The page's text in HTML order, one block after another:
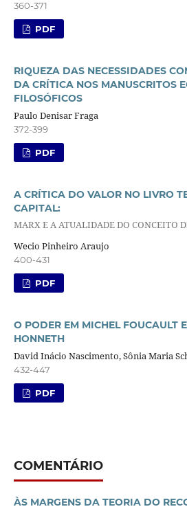
360-371
PDF
RIQUEZA DAS NECESSIDADES
DA CRÍTICA NOS MANUSCRITOS
FILOSÓFICOS
Paulo Denisar Fraga
372-399
PDF
A CRÍTICA DO VALOR NO LIVRO
CAPITAL:
MARX E A ATUALIDADE DO CONCEITO
Wecio Pinheiro Araujo
400-431
PDF
O PODER EM MICHEL FOUCAULT
HONNETH
David Inácio Nascimento, Sônia Maria
432-447
PDF
COMENTÁRIO
ÀS MARGENS DA TEORIA DO